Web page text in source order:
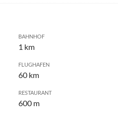
BAHNHOF
1 km
FLUGHAFEN
60 km
RESTAURANT
600 m